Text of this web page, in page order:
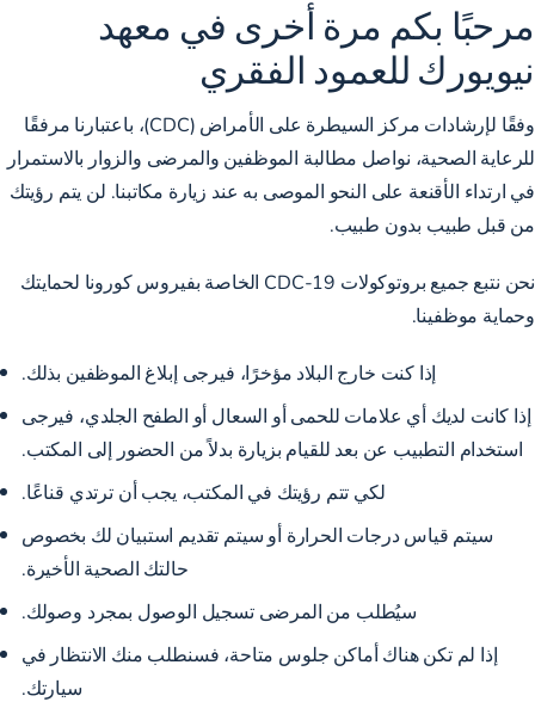
مرحبًا بكم مرة أخرى في معهد
نيويورك للعمود الفقري
وفقًا لإرشادات مركز السيطرة على الأمراض (CDC)، باعتبارنا مرفقًا
للرعاية الصحية، نواصل مطالبة الموظفين والمرضى والزوار بالاستمرار
في ارتداء الأقنعة على النحو الموصى به عند زيارة مكاتبنا. لن يتم رؤيتك
من قبل طبيب بدون طبيب.
نحن نتبع جميع بروتوكولات CDC-19 الخاصة بفيروس كورونا لحمايتك
وحماية موظفينا.
إذا كنت خارج البلاد مؤخرًا، فيرجى إبلاغ الموظفين بذلك.
إذا كانت لديك أي علامات للحمى أو السعال أو الطفح الجلدي، فيرجى
استخدام التطبيب عن بعد للقيام بزيارة بدلاً من الحضور إلى المكتب.
لكي تتم رؤيتك في المكتب، يجب أن ترتدي قناعًا.
سيتم قياس درجات الحرارة أو سيتم تقديم استبيان لك بخصوص
حالتك الصحية الأخيرة.
سيُطلب من المرضى تسجيل الوصول بمجرد وصولك.
إذا لم تكن هناك أماكن جلوس متاحة، فسنطلب منك الانتظار في
سيارتك.